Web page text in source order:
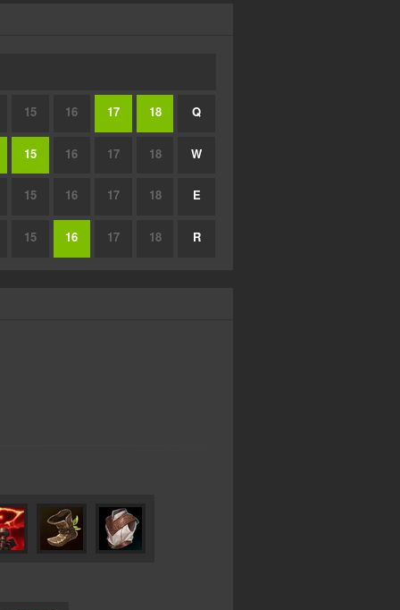
15 16 17 18 Q
15 16 17 18 W
15 16 17 18 E
15 16 17 18 R